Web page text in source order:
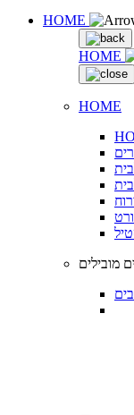
HOME
HOME
HOME
מובילים